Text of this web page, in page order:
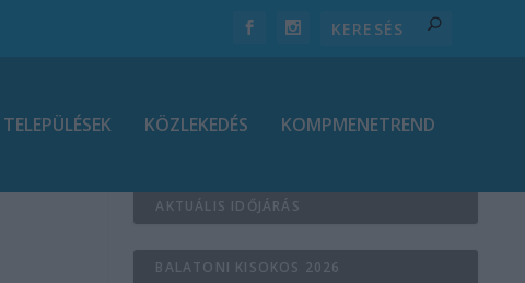
TELEPÜLÉSEK KÖZLEKEDÉS KOMPMENETREND
AKTUÁLIS IDŐJÁRÁS
BALATONI KISOKOS 2026